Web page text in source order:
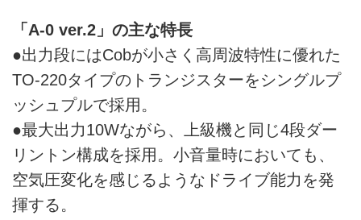
「A-0 ver.2」の主な特長
●出力段にはCobが小さく高周波特性に優れた
TO-220タイプのトランジスターをシングルプ
ッシュプルで採用。
●最大出力10Wながら、上級機と同じ4段ダー
リントン構成を採用。小音量時においても、
空気圧変化を感じるようなドライブ能力を発
揮する。